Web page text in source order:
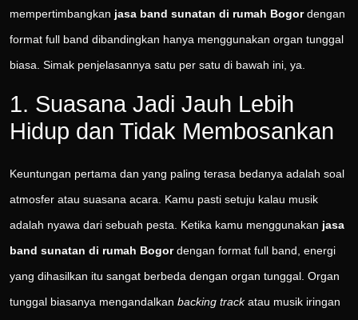
mempertimbangkan jasa band sunatan di rumah Bogordengan
format full band dibandingkan hanya menggunakan organ tunggal
biasa. Simak penjelasannya satu per satu di bawah ini, ya.
1. Suasana Jadi Jauh Lebih
Hidup dan Tidak Membosankan
Keuntungan pertama dan yang paling terasa bedanya adalah soal
atmosfer atau suasana acara. Kamu pasti setuju kalau musik
adalah nyawa dari sebuah pesta. Ketika kamu menggunakan jasa
band sunatan di rumah Bogordengan format full band, energi
yang dihasilkan itu sangat berbeda dengan organ tunggal. Organ
tunggal biasanya mengandalkan backing trackatau musik iringan